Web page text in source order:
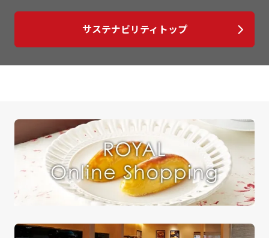
サステナビリティトップ